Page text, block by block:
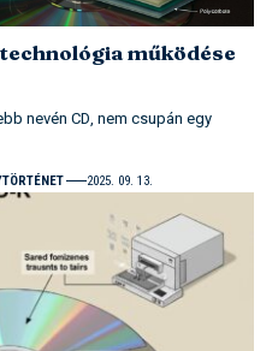
működése
nevén CD, nem csupán egy
2025. 09. 13.